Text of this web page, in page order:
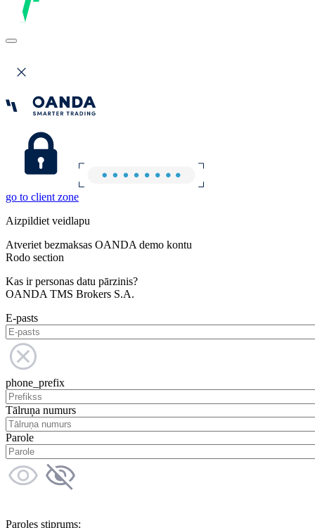
go to client zone
Aizpildiet veidlapu
Atveriet bezmaksas OANDA demo kontu
Rodo section
Kas ir personas datu pārzinis?
OANDA TMS Brokers S.A.
E-pasts
phone_prefix
Tālruņa numurs
Parole
Paroles stiprums: